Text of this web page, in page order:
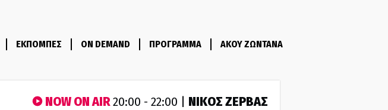
ΕΚΠΟΜΠΕΣ ON DEMAND ΠΡΟΓΡΑΜΜΑ ΑΚΟΥ ΖΩΝΤΑΝΑ
NOW ON AIR20:00 - 22:00 | ΝΙΚΟΣ ΖΕΡΒΑΣ